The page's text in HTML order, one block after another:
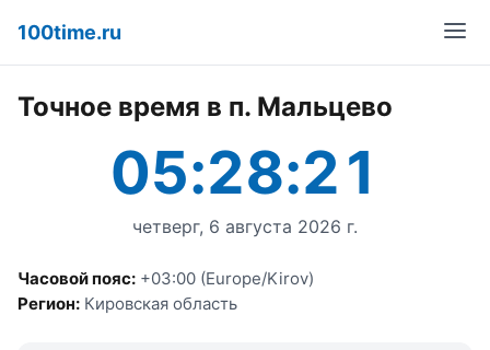
100time.ru
Точное время в п. Мальцево
05:28:21
четверг, 6 августа 2026 г.
Часовой пояс: +03:00 (Europe/Kirov)
Регион: Кировская область